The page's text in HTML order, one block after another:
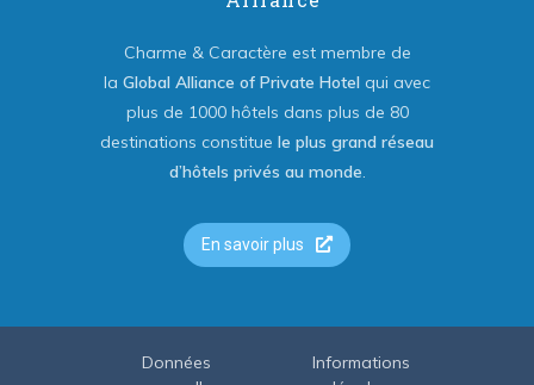
Charme & Caractère est membre de
la Global Alliance of Private Hotel qui avec
plus de 1000 hôtels dans plus de 80
destinations constitue le plus grand réseau
d’hôtels privés au monde.
En savoir plus
Données
Informations